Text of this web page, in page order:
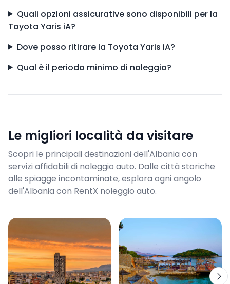
Quali opzioni assicurative sono disponibili per la
Toyota Yaris iA?
Dove posso ritirare la Toyota Yaris iA?
Qual è il periodo minimo di noleggio?
Le migliori località da visitare
Scopri le principali destinazioni dell'Albania con
servizi affidabili di noleggio auto. Dalle città storiche
alle spiagge incontaminate, esplora ogni angolo
dell'Albania con RentX noleggio auto.